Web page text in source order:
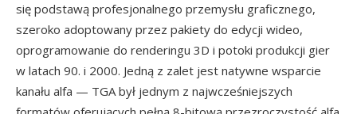
się podstawą profesjonalnego przemysłu graficznego,
szeroko adoptowany przez pakiety do edycji wideo,
oprogramowanie do renderingu 3D i potoki produkcji gier
w latach 90. i 2000. Jedną z zalet jest natywne wsparcie
kanału alfa — TGA był jednym z najwcześniejszych